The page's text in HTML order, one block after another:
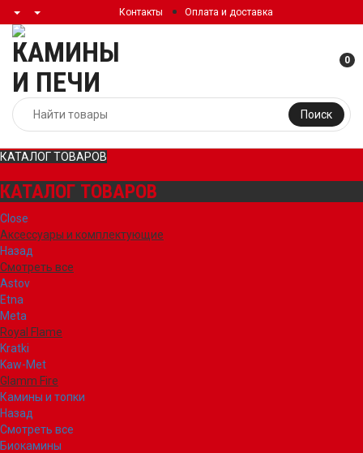
Контакты Оплата и доставка
Поиск
0
КАТАЛОГ ТОВАРОВ
КАТАЛОГ ТОВАРОВ
Close
Аксессуары и комплектующие
Назад
Смотреть все
Astov
Etna
Meta
Royal Flame
Kratki
Kaw-Met
Glamm Fire
Камины и топки
Назад
Смотреть все
Биокамины